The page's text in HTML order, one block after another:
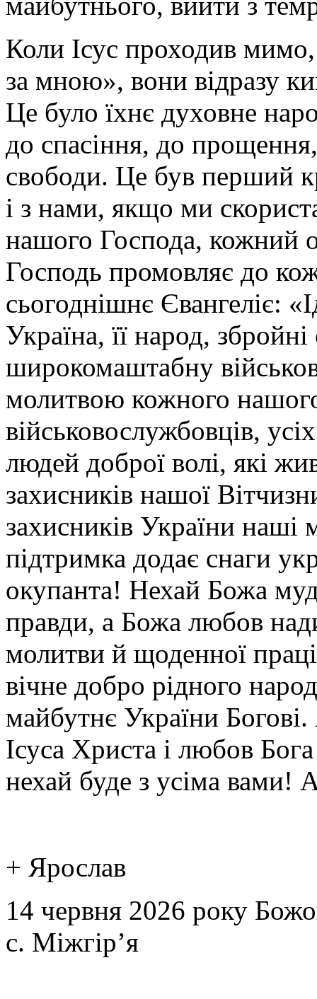
Коли Ісус проходив мимо,
за мною», вони відразу
Це було їхнє духовне
до спасіння, до
свободи. Це був перший
і з нами, якщо ми
нашого Господа, кожний
Господь промовляє до
сьогоднішнє Євангеліє:
Україна, її народ,
широкомаштабну
молитвою кожного
військовослужбовців,
людей доброї волі, які
захисників нашої
захисників України наші
підтримка додає снаги
окупанта! Нехай Божа
правди, а Божа любов
молитви й щоденної
вічне добро рідного
майбутнє України
Ісуса Христа і любов
нехай буде з усіма вами!
+ Ярослав
14 червня 2026 року
с. Міжгір’я